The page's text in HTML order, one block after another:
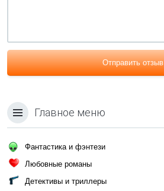
Отправить отзыв
Главное меню
Фантастика и фэнтези
Любовные романы
Детективы и триллеры